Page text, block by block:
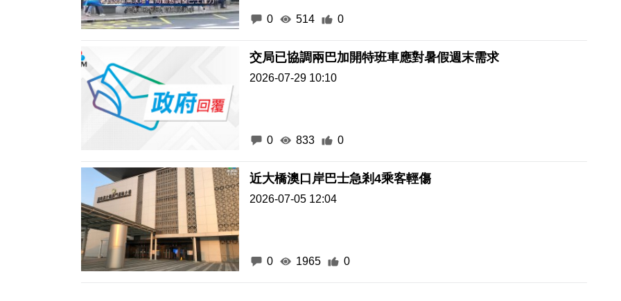
0 514 0
交局已協調兩巴加開特班車應對暑假週末需求
2026-07-29 10:10
0 833 0
近大橋澳口岸巴士急剎4乘客輕傷
2026-07-05 12:04
0 1965 0